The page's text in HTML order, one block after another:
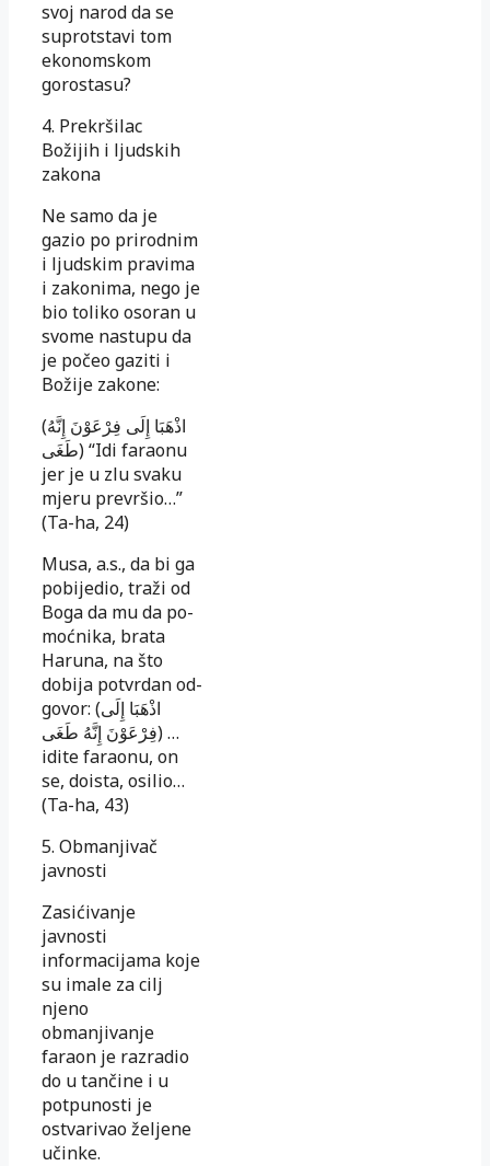
svoj narod da se
suprotstavi tom
eko­nom­skom
gorostasu?
4. Prekršilac
Božijih i ljudskih
zakona
Ne samo da je
gazio po prirodnim
i ljudskim pravima
i zakonima, nego je
bio toliko osoran u
svome nastupu da
je počeo gaziti i
Božije zakone:
(اذْهَبَا إِلَى فِرْعَوْنَ إِنَّهُ
طَغَى) “Idi faraonu
jer je u zlu svaku
mje­ru prevršio…”
(Ta-ha, 24)
Musa, a.s., da bi ga
pobijedio, traži od
Boga da mu da po­
moćnika, brata
Haruna, na što
dobija potvrdan od­
go­vor: (اذْهَبَا إِلَى
فِرْعَوْنَ إِنَّهُ طَغَى) …
idite faraonu, on
se, doista, osi­lio…
(Ta-ha, 43)
5. Obmanjivač
javnosti
Zasićivanje
javnosti
informacijama koje
su imale za cilj
njeno
obmanjivanje
faraon je razradio
do u tančine i u
potpunosti je
ostvarivao željene
učinke.